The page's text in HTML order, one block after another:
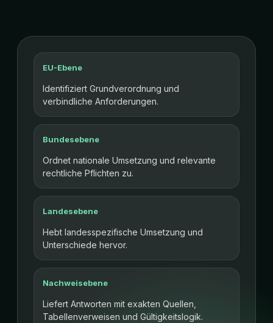
EU-Ebene
Identifiziert Grundverordnung und
verbindliche Anforderungen.
Bundesebene
Ordnet nationale Umsetzung und relevante
rechtliche Pflichten zu.
Landesebene
Hebt landesspezifische Umsetzung und
Unterschiede hervor.
Nachweisebene
Liefert Antworten mit exakten Quellen,
Tabellenverweisen und Gültigkeitslogik.